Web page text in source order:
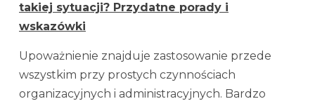
takiej sytuacji? Przydatne porady i
wskazówki
Upoważnienie znajduje zastosowanie przede
wszystkim przy prostych czynnościach
organizacyjnych i administracyjnych. Bardzo